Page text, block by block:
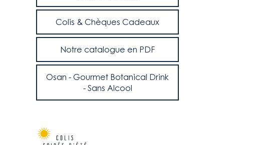
Colis & Chèques Cadeaux
Notre catalogue en PDF
Osan - Gourmet Botanical Drink
- Sans Alcool